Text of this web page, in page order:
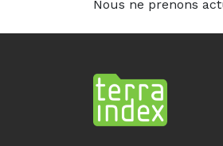
Nous ne prenons